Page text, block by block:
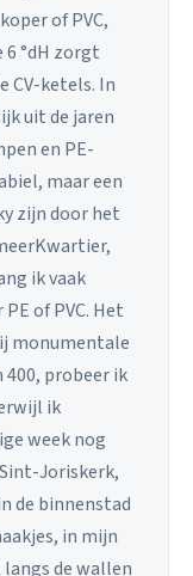
of PVC,
6 °dH zorgt
CV-ketels. In
uit de jaren
en PE-
maar een
zijn door het
ik vaak
of PVC. Het
monumentale
400, probeer ik
ik
week nog
Joriskerk,
de binnenstad
in mijn
de wallen